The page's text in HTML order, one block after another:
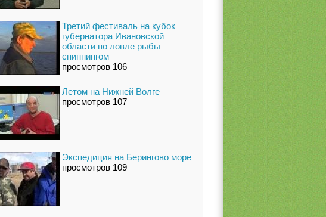
Третий фестиваль на кубок
губернатора Ивановской
области по ловле рыбы
спиннингом
просмотров 106
Летом на Нижней Волге
просмотров 107
Экспедиция на Берингово море
просмотров 109